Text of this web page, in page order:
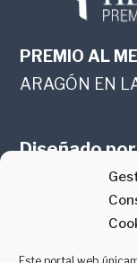
PREMIO AL
ARAGÓN EN
Diseñado
online en